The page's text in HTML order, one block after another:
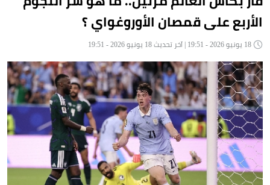
الأربع على قمصان الأوروغواي ؟